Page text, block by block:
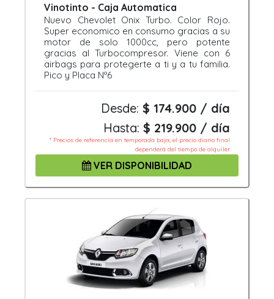
Vinotinto - Caja Automatica
Nuevo Chevolet Onix Turbo. Color Rojo.
Super economico en consumo gracias a su
motor de solo 1000cc, pero potente
gracias al Turbocompresor. Viene con 6
airbags para protegerte a ti y a tu familia.
Pico y Placa Nº6
Desde: $ 174.900 / día
Hasta: $ 219.900 / día
* Precios de referencia en temporada baja, el precio diario final
dependerá del tiempo de alquiler
VER DISPONIBILIDAD